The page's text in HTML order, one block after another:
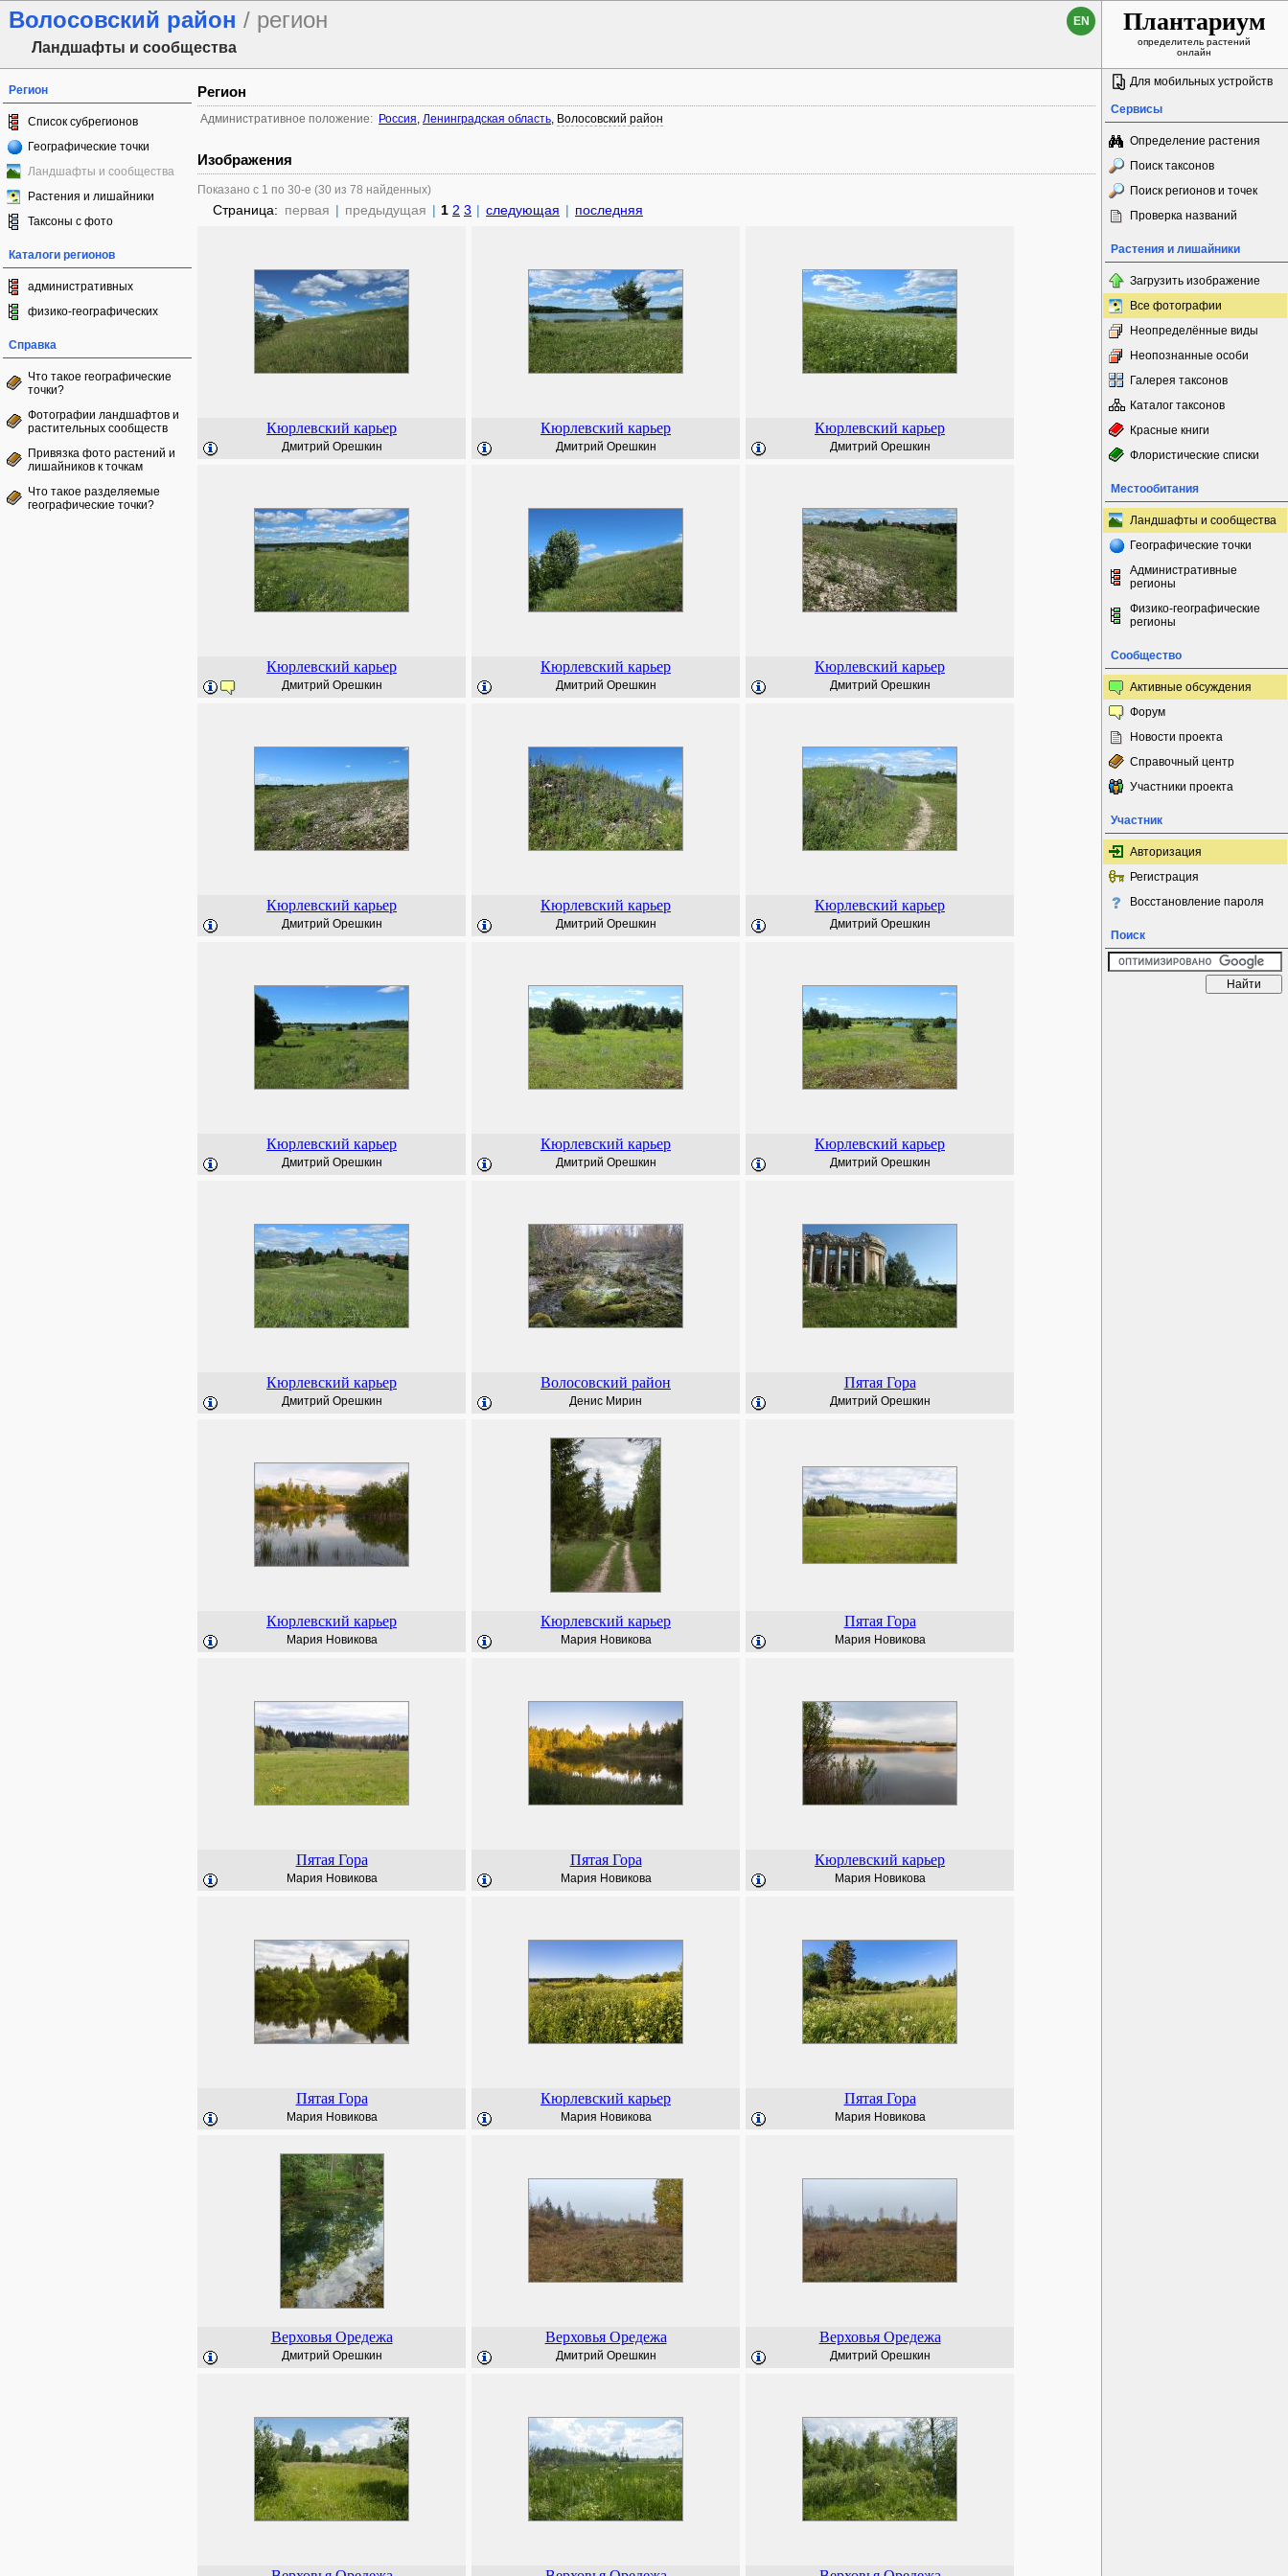
Волосовский район / регион
Ландшафты и сообщества
EN Плантариум
определитель растений
онлайн
Регион
Список субрегионов
Географические точки
Ландшафты и сообщества
Растения и лишайники
Таксоны с фото
Каталоги регионов
административных
физико-географических
Справка
Что такое географические
точки?
Фотографии ландшафтов и
растительных сообществ
Привязка фото растений и
лишайников к точкам
Что такое разделяемые
географические точки?
Регион
Административное положение: Россия, Ленинградская область, Волосовский район
Изображения
Показано с 1 по 30-е (30 из 78 найденных)
Страница: первая | предыдущая | 1 2 3 | следующая | последняя
Кюрлевский карьер
Дмитрий Орешкин
Кюрлевский карьер
Дмитрий Орешкин
Кюрлевский карьер
Дмитрий Орешкин
Кюрлевский карьер
Дмитрий Орешкин
Кюрлевский карьер
Дмитрий Орешкин
Кюрлевский карьер
Дмитрий Орешкин
Кюрлевский карьер
Дмитрий Орешкин
Кюрлевский карьер
Дмитрий Орешкин
Кюрлевский карьер
Дмитрий Орешкин
Кюрлевский карьер
Дмитрий Орешкин
Кюрлевский карьер
Дмитрий Орешкин
Кюрлевский карьер
Дмитрий Орешкин
Кюрлевский карьер
Дмитрий Орешкин
Волосовский район
Денис Мирин
Пятая Гора
Дмитрий Орешкин
Кюрлевский карьер
Мария Новикова
Кюрлевский карьер
Мария Новикова
Пятая Гора
Мария Новикова
Пятая Гора
Мария Новикова
Пятая Гора
Мария Новикова
Кюрлевский карьер
Мария Новикова
Пятая Гора
Мария Новикова
Кюрлевский карьер
Мария Новикова
Пятая Гора
Мария Новикова
Верховья Оредежа
Дмитрий Орешкин
Верховья Оредежа
Дмитрий Орешкин
Верховья Оредежа
Дмитрий Орешкин
Для мобильных устройств
Сервисы
Определение растения
Поиск таксонов
Поиск регионов и точек
Проверка названий
Растения и лишайники
Загрузить изображение
Все фотографии
Неопределённые виды
Неопознанные особи
Галерея таксонов
Каталог таксонов
Красные книги
Флористические списки
Местообитания
Ландшафты и сообщества
Географические точки
Административные
регионы
Физико-географические
регионы
Сообщество
Активные обсуждения
Форум
Новости проекта
Справочный центр
Участники проекта
Участник
Авторизация
Регистрация
Восстановление пароля
Поиск